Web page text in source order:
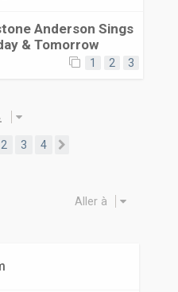
Anderson Sings
& Tomorrow
1 2 3
2 3 4
Aller à